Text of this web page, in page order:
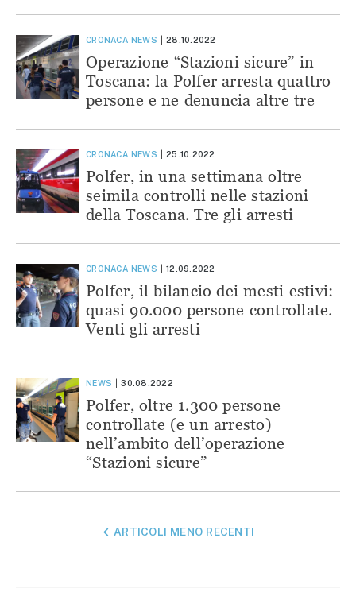
CRONACA NEWS 28.10.2022
Operazione “Stazioni sicure” in
Toscana: la Polfer arresta quattro
persone e ne denuncia altre tre
CRONACA NEWS 25.10.2022
Polfer, in una settimana oltre
seimila controlli nelle stazioni
della Toscana. Tre gli arresti
CRONACA NEWS 12.09.2022
Polfer, il bilancio dei mesti estivi:
quasi 90.000 persone controllate.
Venti gli arresti
NEWS 30.08.2022
Polfer, oltre 1.300 persone
controllate (e un arresto)
nell’ambito dell’operazione
“Stazioni sicure”
NAVIGAZIONEARTICOLI MENO RECENTI